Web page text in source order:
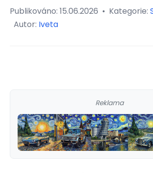
Publikováno: 15.06.2026 • Kategorie:
Autor: Iveta
Reklama